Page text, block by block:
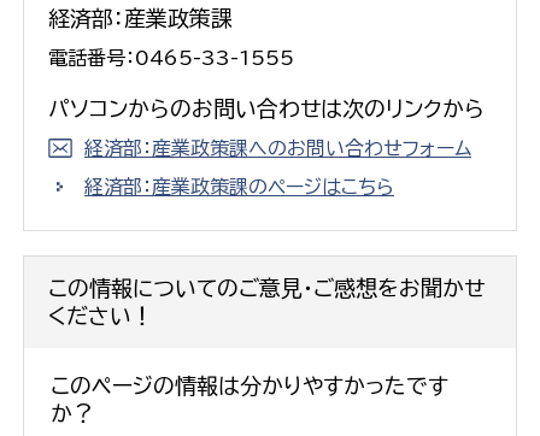
経済部：産業政策課
電話番号：0465-33-1555
パソコンからのお問い合わせは次のリンクから
経済部：産業政策課へのお問い合わせフォーム
経済部：産業政策課のページはこちら
この情報についてのご意見・ご感想をお聞かせ
ください！
このページの情報は分かりやすかったです
か？